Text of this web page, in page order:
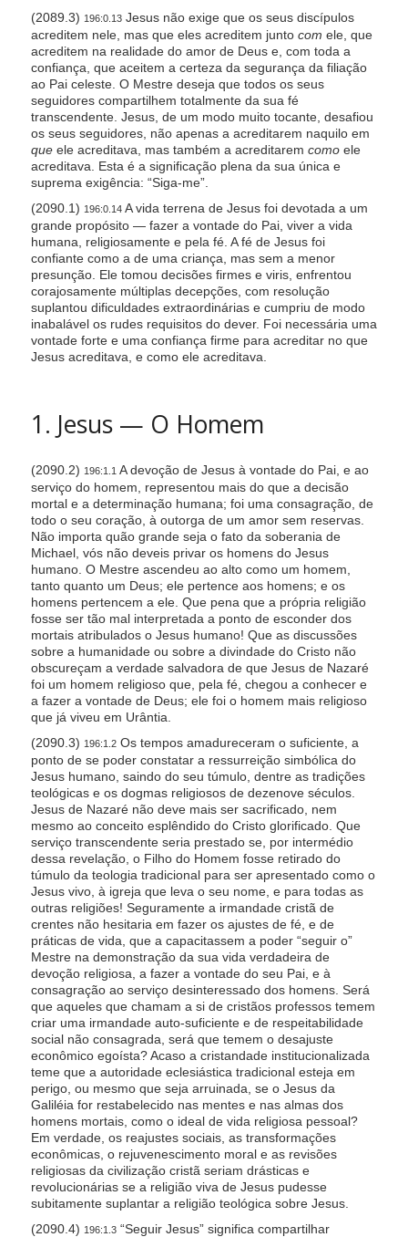
(2089.3) 196:0.13Jesus não exige que os seus discípulos
acreditem nele, mas que eles acreditem junto com ele, que
acreditem na realidade do amor de Deus e, com toda a
confiança, que aceitem a certeza da segurança da filiação
ao Pai celeste. O Mestre deseja que todos os seus
seguidores compartilhem totalmente da sua fé
transcendente. Jesus, de um modo muito tocante, desafiou
os seus seguidores, não apenas a acreditarem naquilo em
queele acreditava, mas também a acreditarem comoele
acreditava. Esta é a significação plena da sua única e
suprema exigência: “Siga-me”.
(2090.1) 196:0.14A vida terrena de Jesus foi devotada a um
grande propósito — fazer a vontade do Pai, viver a vida
humana, religiosamente e pela fé. A fé de Jesus foi
confiante como a de uma criança, mas sem a menor
presunção. Ele tomou decisões firmes e viris, enfrentou
corajosamente múltiplas decepções, com resolução
suplantou dificuldades extraordinárias e cumpriu de modo
inabalável os rudes requisitos do dever. Foi necessária uma
vontade forte e uma confiança firme para acreditar no que
Jesus acreditava, e como ele acreditava.
1. Jesus — O Homem
(2090.2) 196:1.1 A devoção de Jesus à vontade do Pai, e ao
serviço do homem, representou mais do que a decisão
mortal e a determinação humana; foi uma consagração, de
todo o seu coração, à outorga de um amor sem reservas.
Não importa quão grande seja o fato da soberania de
Michael, vós não deveis privar os homens do Jesus
humano. O Mestre ascendeu ao alto como um homem,
tanto quanto um Deus; ele pertence aos homens; e os
homens pertencem a ele. Que pena que a própria religião
fosse ser tão mal interpretada a ponto de esconder dos
mortais atribulados o Jesus humano! Que as discussões
sobre a humanidade ou sobre a divindade do Cristo não
obscureçam a verdade salvadora de que Jesus de Nazaré
foi um homem religioso que, pela fé, chegou a conhecer e
a fazer a vontade de Deus; ele foi o homem mais religioso
que já viveu em Urântia.
(2090.3) 196:1.2Os tempos amadureceram o suficiente, a
ponto de se poder constatar a ressurreição simbólica do
Jesus humano, saindo do seu túmulo, dentre as tradições
teológicas e os dogmas religiosos de dezenove séculos.
Jesus de Nazaré não deve mais ser sacrificado, nem
mesmo ao conceito esplêndido do Cristo glorificado. Que
serviço transcendente seria prestado se, por intermédio
dessa revelação, o Filho do Homem fosse retirado do
túmulo da teologia tradicional para ser apresentado como o
Jesus vivo, à igreja que leva o seu nome, e para todas as
outras religiões! Seguramente a irmandade cristã de
crentes não hesitaria em fazer os ajustes de fé, e de
práticas de vida, que a capacitassem a poder “seguir o”
Mestre na demonstração da sua vida verdadeira de
devoção religiosa, a fazer a vontade do seu Pai, e à
consagração ao serviço desinteressado dos homens. Será
que aqueles que chamam a si de cristãos professos temem
criar uma irmandade auto-suficiente e de respeitabilidade
social não consagrada, será que temem o desajuste
econômico egoísta? Acaso a cristandade institucionalizada
teme que a autoridade eclesiástica tradicional esteja em
perigo, ou mesmo que seja arruinada, se o Jesus da
Galiléia for restabelecido nas mentes e nas almas dos
homens mortais, como o ideal de vida religiosa pessoal?
Em verdade, os reajustes sociais, as transformações
econômicas, o rejuvenescimento moral e as revisões
religiosas da civilização cristã seriam drásticas e
revolucionárias se a religião viva de Jesus pudesse
subitamente suplantar a religião teológica sobre Jesus.
(2090.4) 196:1.3“Seguir Jesus” significa compartilhar